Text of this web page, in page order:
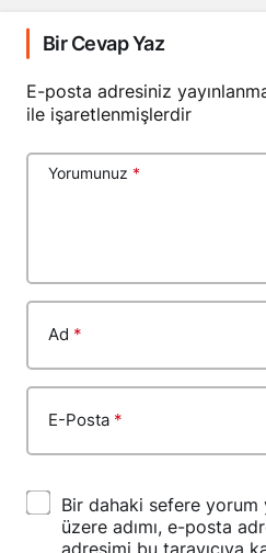
Bir Cevap Yaz
E-posta adresiniz
ile işaretlenmişlerdir
Yorumunuz *
Ad *
E-Posta *
Bir dahaki sefere yorum
üzere adımı, e-posta
adresimi bu tarayıcıya